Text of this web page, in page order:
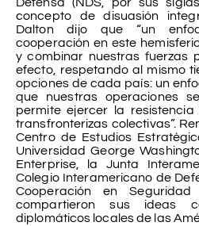
Defensa (NDS, por sus
concepto de disuasión
Dalton dijo que “un
cooperación en este
y combinar nuestras fuerzas
efecto, respetando al mismo
opciones de cada país: un
que nuestras operaciones
permite ejercer la
transfronterizas colectivas”.
Centro de Estudios
Universidad George
Enterprise, la Junta
Colegio Interamericano de
Cooperación en
compartieron sus ideas
diplomáticos locales de las